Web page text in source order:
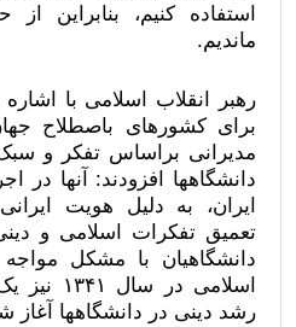
استفاده کنیم، بنابراین
ماندیم.
رهبر انقلاب اسلامی با
برای کشورهای باصطلاح
مدیرانی براساس تفکر و
دانشگاهها افزودند: آنها در
ایران، به دلیل هویت
تعمیق تفکرات اسلامی و
دانشگاهیان با مشکل
اسلامی
رشد دینی در دانشگاهها آغاز